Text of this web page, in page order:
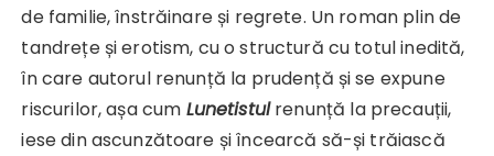
de familie, înstrăinare și regrete. Un roman plin de
tandrețe și erotism, cu o structură cu totul inedită,
în care autorul renunță la prudență și se expune
riscurilor, așa cum Lunetistulrenunță la precauții,
iese din ascunzătoare și încearcă să-și trăiască